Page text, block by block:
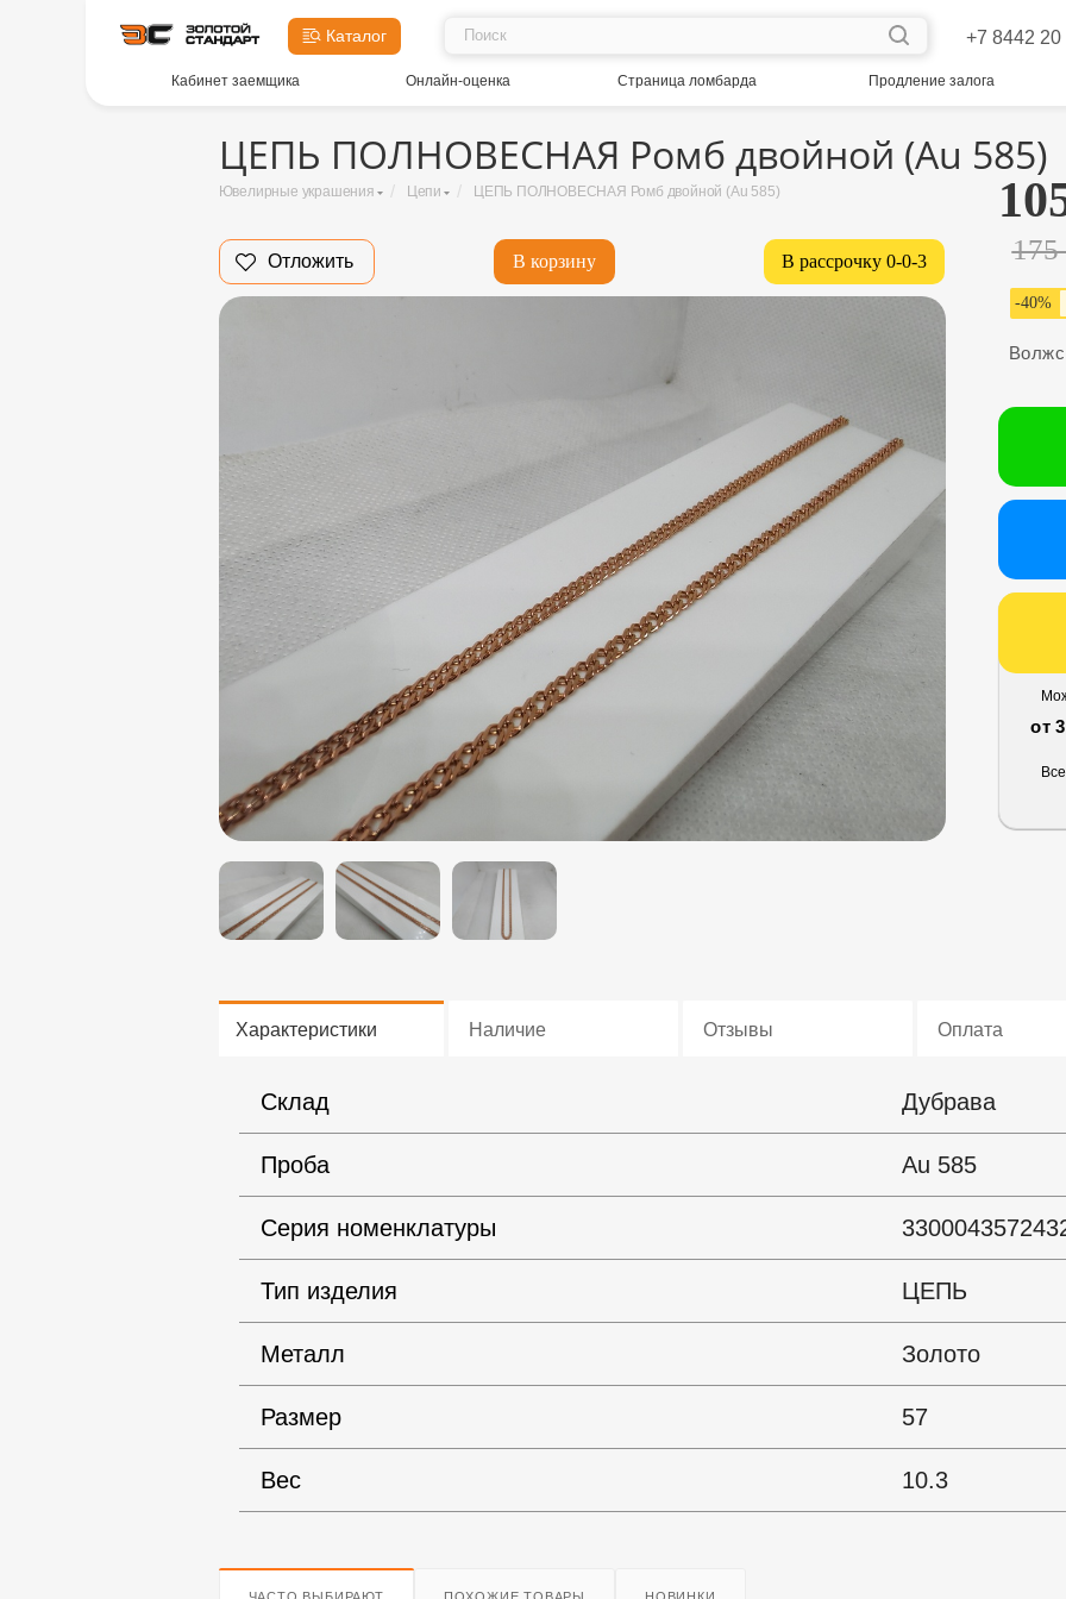
Каталог +7 8442 20
Кабинет заемщика Онлайн-оценка Страница ломбарда Продление залога
ЦЕПЬ ПОЛНОВЕСНАЯ Ромб двойной (Au 585)
Ювелирные украшения / Цепи / ЦЕПЬ ПОЛНОВЕСНАЯ Ромб двойной (Au 585)
Отложить В корзину В рассрочку 0-0-3
Характеристики Наличие Отзывы Оплата
Склад Дубрава
Проба Au 585
Серия номенклатуры
Тип изделия ЦЕПЬ
Металл Золото
Размер 57
Вес 10.3
175
-40%
от